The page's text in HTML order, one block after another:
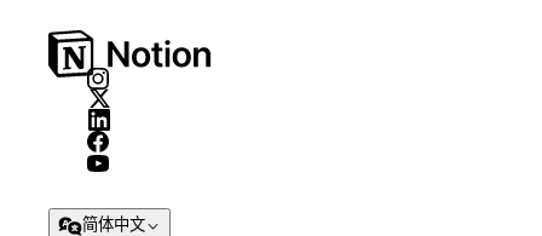
简体中文